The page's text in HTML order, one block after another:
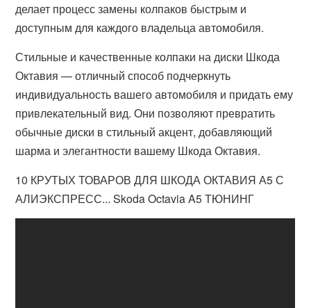
делает процесс замены колпаков быстрым и
доступным для каждого владельца автомобиля.
Стильные и качественные колпаки на диски Шкода
Октавия — отличный способ подчеркнуть
индивидуальность вашего автомобиля и придать ему
привлекательный вид. Они позволяют превратить
обычные диски в стильный акцент, добавляющий
шарма и элегантности вашему Шкода Октавия.
10 КРУТЫХ ТОВАРОВ ДЛЯ ШКОДА ОКТАВИЯ А5 С
АЛИЭКСПРЕСС... Skoda Octavia A5 ТЮНИНГ